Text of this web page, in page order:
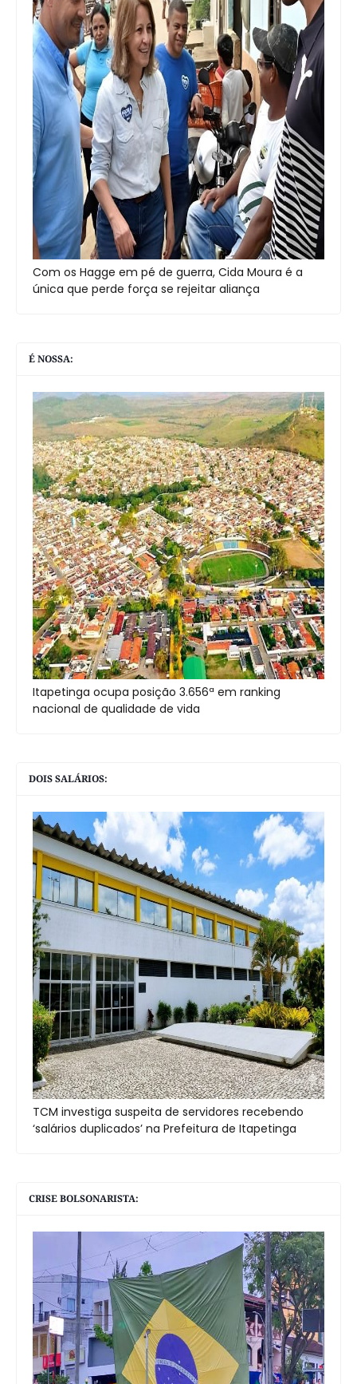
Com os Hagge em pé de guerra, Cida Moura é a
única que perde força se rejeitar aliança
É NOSSA:
Itapetinga ocupa posição 3.656ª em ranking
nacional de qualidade de vida
DOIS SALÁRIOS:
TCM investiga suspeita de servidores recebendo
‘salários duplicados’ na Prefeitura de Itapetinga
CRISE BOLSONARISTA: